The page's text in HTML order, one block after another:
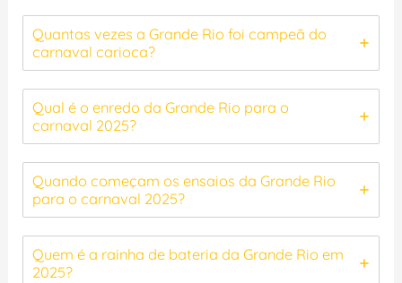
Quantas vezes a Grande Rio foi campeã do
carnaval carioca?
Qual é o enredo da Grande Rio para o
carnaval 2025?
Quando começam os ensaios da Grande Rio
para o carnaval 2025?
Quem é a rainha de bateria da Grande Rio em
2025?